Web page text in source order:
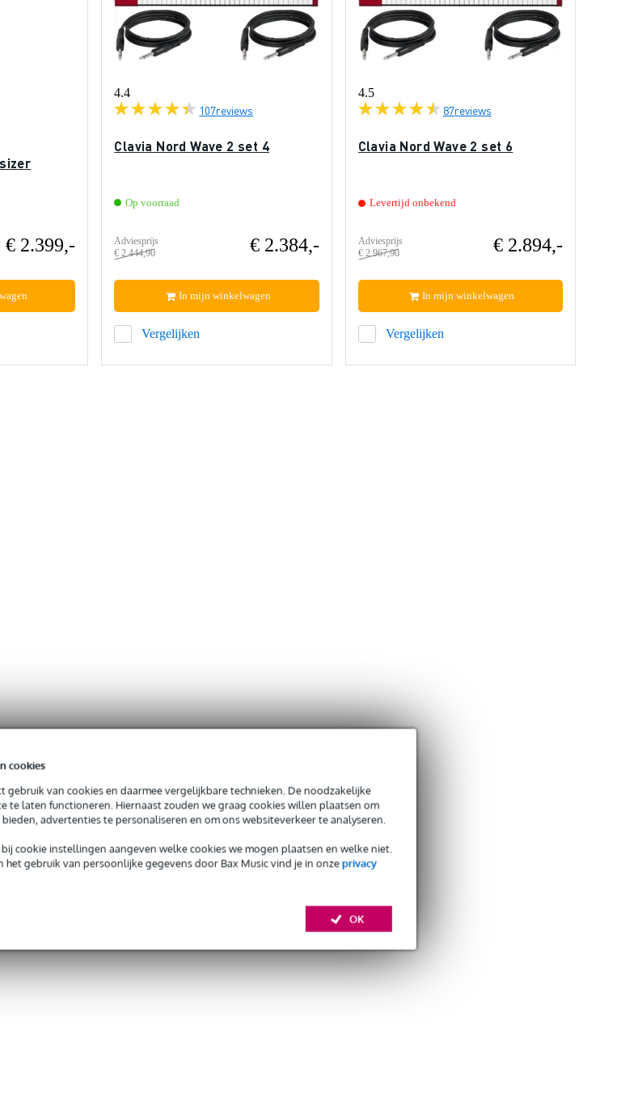
cookies
gebruik van cookies en daarmee vergelijkbare technieken. De noodzakelijke
te laten functioneren. Hiernaast zouden we graag cookies willen plaatsen om
advertenties te personaliseren en om ons websiteverkeer te analyseren.
cookie instellingen aangeven welke cookies we mogen plaatsen en welke niet.
het gebruik van persoonlijke gegevens door Bax Music vind je in onzeprivacy
OK
€ 2.399,-
4.4
107reviews
Clavia Nord Wave 2 set 4
Op voorraad
Adviesprijs
€ 2.444,90
€ 2.384,-
Vergelijken
In mijn winkelwagen
4.5
87reviews
Clavia Nord Wave 2 set 6
Levertijd onbekend
Adviesprijs
€ 2.967,90
€ 2.894,-
Vergelijken
In mijn winkelwagen